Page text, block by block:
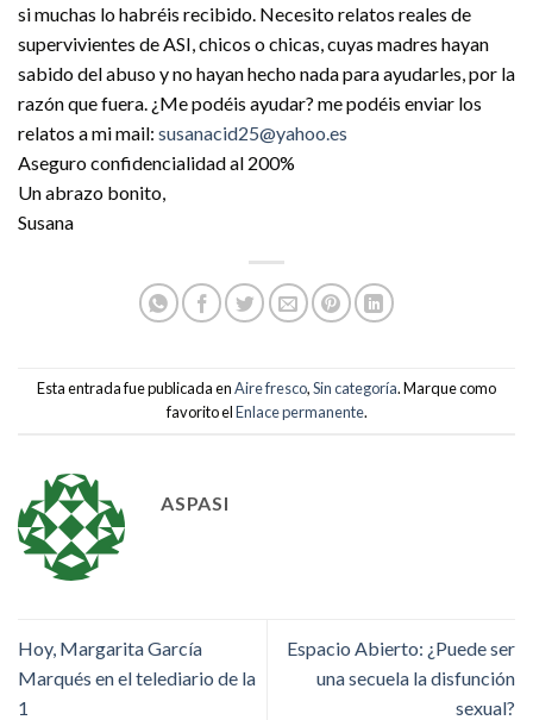
si muchas lo habréis recibido. Necesito relatos reales de
supervivientes de ASI, chicos o chicas, cuyas madres hayan
sabido del abuso y no hayan hecho nada para ayudarles, por la
razón que fuera. ¿Me podéis ayudar? me podéis enviar los
relatos a mi mail: susanacid25@yahoo.es
Aseguro confidencialidad al 200%
Un abrazo bonito,
Susana
Esta entrada fue publicada enAire fresco,Sin categoría. Marque como
favorito elEnlace permanente.
ASPASI
Hoy, Margarita García
Marqués en el telediario de la
1
Espacio Abierto: ¿Puede ser
una secuela la disfunción
sexual?